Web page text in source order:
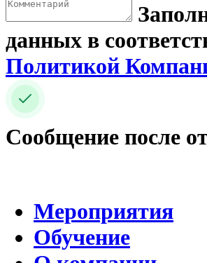
данных в
Политикой
Сообщение после
Мероприятия
Обучение